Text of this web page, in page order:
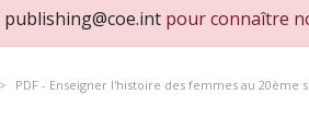
publishing@coe.int pour connaître
PDF - Enseigner l'histoire des femmes au 20ème